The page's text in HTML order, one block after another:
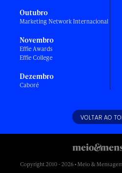
Outubro
Marketing Network Internacional
Novembro
Effie Awards
Effie College
Dezembro
Caboré
VOLTAR AO
Copyright 2010 - 2026 • Meio &